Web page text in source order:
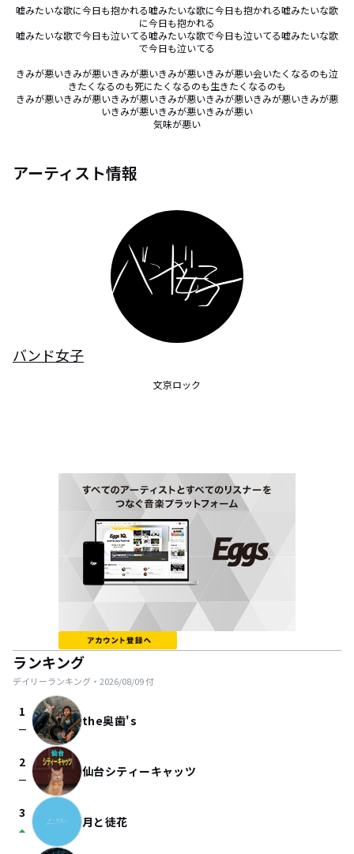
嘘みたいな歌に今日も抱かれる嘘みたいな歌に今日も抱かれる嘘みたいな歌
に今日も抱かれる
嘘みたいな歌で今日も泣いてる嘘みたいな歌で今日も泣いてる嘘みたいな歌
で今日も泣いてる
きみが悪いきみが悪いきみが悪いきみが悪いきみが悪い会いたくなるのも泣
きたくなるのも死にたくなるのも生きたくなるのも
きみが悪いきみが悪いきみが悪いきみが悪いきみが悪いきみが悪いきみが悪
いきみが悪いきみが悪いきみが悪い
気味が悪い
アーティスト情報
バンド女子
文京ロック
ランキング
デイリーランキング・ 2026/08/09付
1
check_indeterminate_small the奥歯's
2
check_indeterminate_small 仙台シティーキャッツ
3
arrow_drop_up 月と徒花